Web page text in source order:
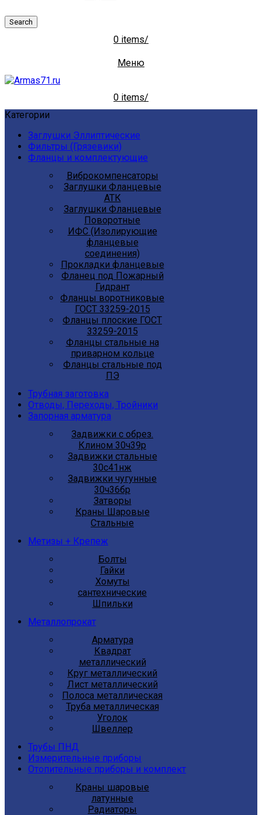
Search
0 items/
Меню
0 items/
Категории
Заглушки Эллиптические
Фильтры (Грязевики)
Фланцы и комплектующие
Виброкомпенсаторы
Заглушки Фланцевые
АТК
Заглушки Фланцевые
Поворотные
ИФС (Изолирующие
фланцевые
соединения)
Прокладки фланцевые
Фланец под Пожарный
Гидрант
Фланцы воротниковые
ГОСТ 33259-2015
Фланцы плоские ГОСТ
33259-2015
Фланцы стальные на
приварном кольце
Фланцы стальные под
ПЭ
Трубная заготовка
Отводы, Переходы, Тройники
Запорная арматура
Задвижки с обрез.
Клином 30ч39р
Задвижки стальные
30с41нж
Задвижки чугунные
30ч36бр
Затворы
Краны Шаровые
Стальные
Метизы + Крепеж
Болты
Гайки
Хомуты
сантехнические
Шпильки
Металлопрокат
Арматура
Квадрат
металлический
Круг металлический
Лист металлический
Полоса металлическая
Труба металлическая
Уголок
Швеллер
Трубы ПНД
Измерительные приборы
Отопительные приборы и комплект
Краны шаровые
латунные
Радиаторы